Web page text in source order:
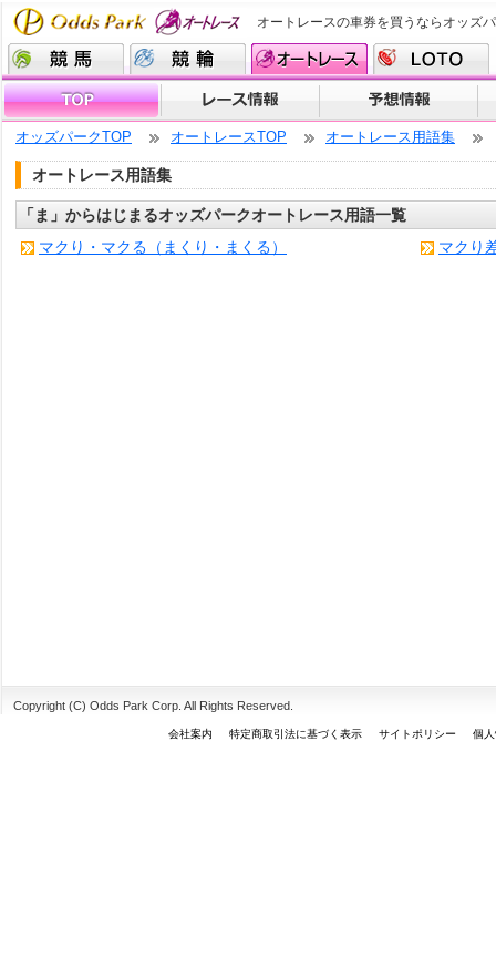
オートレースの車券を買うならオッズ
オッズパークTOP オートレースTOP オートレース用語集
オートレース用語集
「ま」からはじまるオッズパークオートレース用語一覧
マクり・マクる（まくり・まくる）
マクり
Copyright (C) Odds Park Corp. All Rights Reserved.
会社案内 特定商取引法に基づく表示 サイトポリシー 個